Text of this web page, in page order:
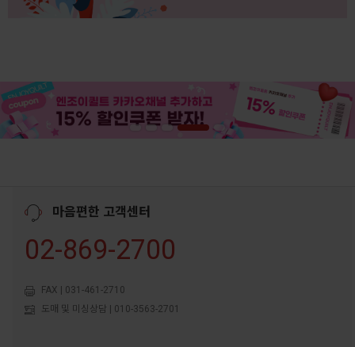
마음편한 고객센터
02-869-2700
FAX | 031-461-2710
도매 및 미싱상담 | 010-3563-2701